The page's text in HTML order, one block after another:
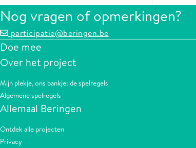
Nog vragen of opmerkingen?
participatie@beringen.be
Doe mee
Over het project
Mijn plekje, ons bankje: de spelregels
Algemene spelregels
Allemaal Beringen
Ontdek alle projecten
Privacy